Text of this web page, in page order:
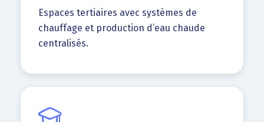
Espaces tertiaires avec systèmes de
chauffage et production d’eau chaude
centralisés.